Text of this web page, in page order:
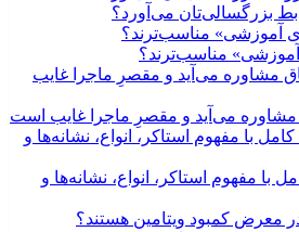
بزرگسالی‌تان می‌آورد؟
مناسب‌ترند؟
مشاوره می‌آید و مقصرِ ماجرا غایب است
با مفهوم استاکر، انواع، نشانه‌ها و